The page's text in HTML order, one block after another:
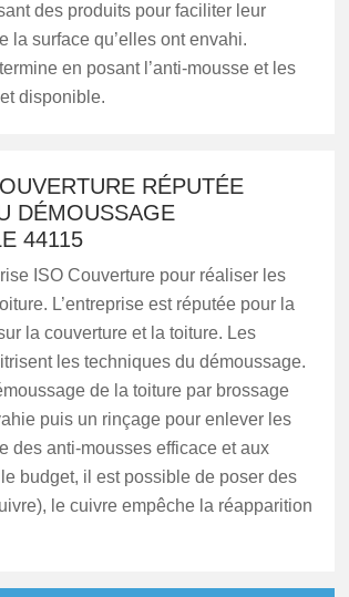
des produits pour faciliter leur
la surface qu’elles ont envahi.
en posant l’anti-mousse et les
disponible.
RÉPUTÉE
DÉMOUSSAGE
44115
ISO Couverture pour réaliser les
L’entreprise est réputée pour la
la couverture et la toiture. Les
les techniques du démoussage.
de la toiture par brossage
puis un rinçage pour enlever les
des anti-mousses efficace et aux
budget, il est possible de poser des
le cuivre empêche la réapparition